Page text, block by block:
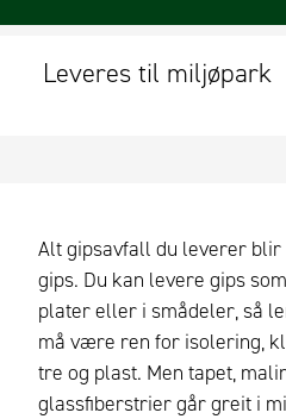
Leveres til miljøpark
Alt gipsavfall du leverer blir
gips. Du kan levere gips
plater eller i smådeler, så
må være ren for isolering,
tre og plast. Men tapet,
glassfiberstrier går greit i